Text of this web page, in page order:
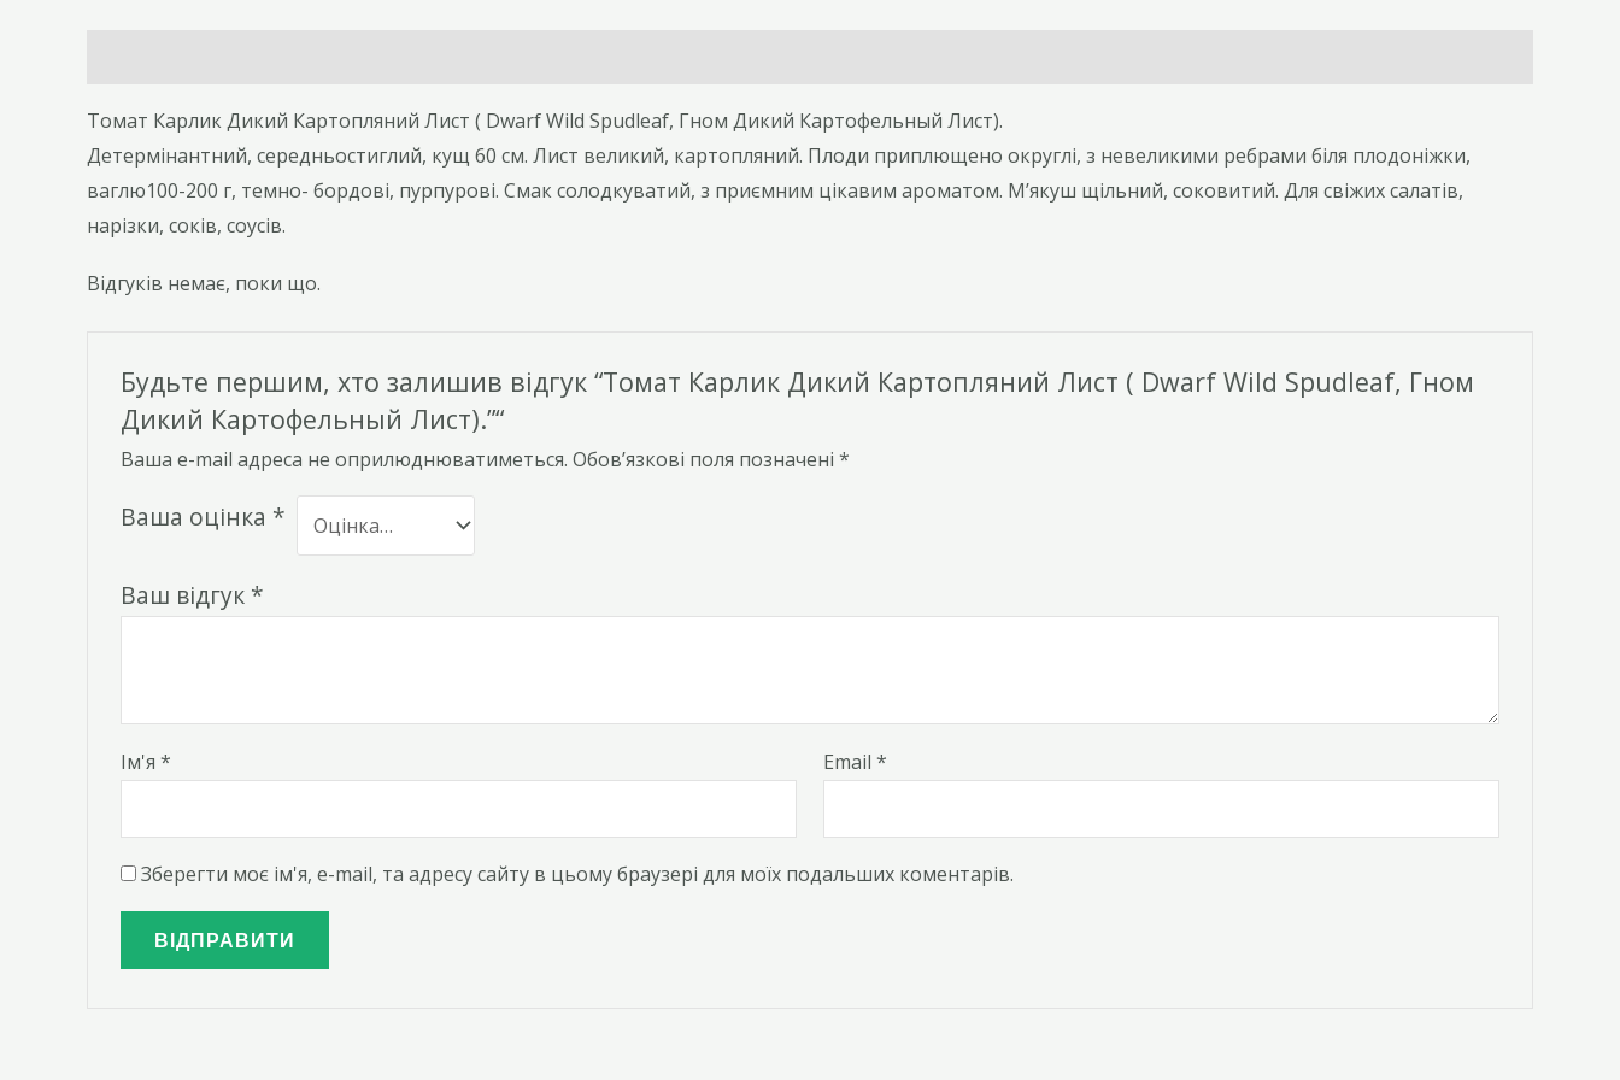
Spudleaf,
Гном
Дикий
Томат Карлик Дикий Картопляний Лист ( Dwarf Wild Spudleaf, Гном Дикий Картофельный Лист).
Детермінантний, середньостиглий, кущ 60 см. Лист великий, картопляний. Плоди приплющено округлі, з невеликими ребрами біля плодоніжки,
ваглю100-200 г, темно- бордові, пурпурові. Смак солодкуватий, з приємним цікавим ароматом. М’якуш щільний, соковитий. Для свіжих салатів,
нарізки, соків, соусів.
Відгуків немає, поки що.
Будьте першим, хто залишив відгук “Томат Карлик Дикий Картопляний Лист ( Dwarf Wild Spudleaf, Гном
Дикий Картофельный Лист).”“
Ваша e-mail адреса не оприлюднюватиметься. Обов’язкові поля позначені *
Ваша оцінка *
Ваш відгук *
Ім'я * Email*
Зберегти моє ім'я, e-mail, та адресу сайту в цьому браузері для моїх подальших коментарів.